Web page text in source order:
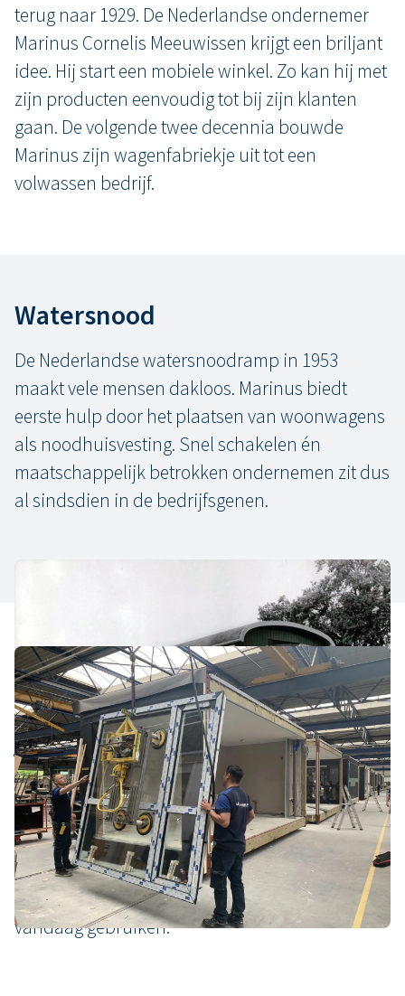
terug naar 1929. De Nederlandse ondernemer
Marinus Cornelis Meeuwissen krijgt een briljant
idee. Hij start een mobiele winkel. Zo kan hij met
zijn producten eenvoudig tot bij zijn klanten
gaan. De volgende twee decennia bouwde
Marinus zijn wagenfabriekje uit tot een
volwassen bedrijf.
Watersnood
De Nederlandse watersnoodramp in 1953
maakt vele mensen dakloos. Marinus biedt
eerste hulp door het plaatsen van woonwagens
als noodhuisvesting. Snel schakelen én
maatschappelijk betrokken ondernemen zit dus
al sindsdien in de bedrijfsgenen.
Modulaire bouwelementen in
jaren ‘70
In de jaren ’70 – midden in de oliecrisis – lenigt
VDL De Meeuw de hoge woningnood met kant-
en-klare bouwmodules. Deze eerste modulaire
bouwelementen ontwikkelden we steeds verder
tot het unieke en flexibele bouwsysteem dat we
vandaag gebruiken.